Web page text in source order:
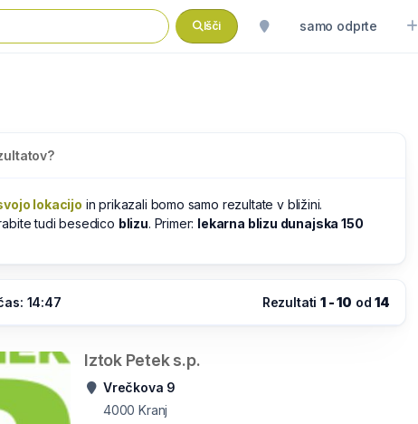
Išči samo odprte
lokacijo in prikazali bomo samo rezultate v bližini.
tudi besedico blizu. Primer: lekarna blizu dunajska 150
14:47 Rezultati1 - 10 od14
Iztok Petek s.p.
Vrečkova 9
4000 Kranj